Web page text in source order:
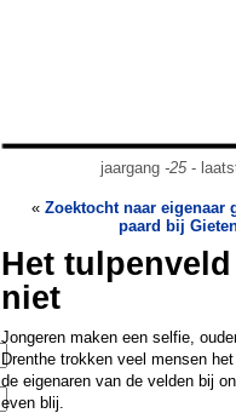
jaargang -25-
« Zoektocht naar eigenaar
paard bij
Het
niet
Jongeren maken een selfie,
Drenthe trokken veel mensen
de eigenaren van de velden bij
even blij.